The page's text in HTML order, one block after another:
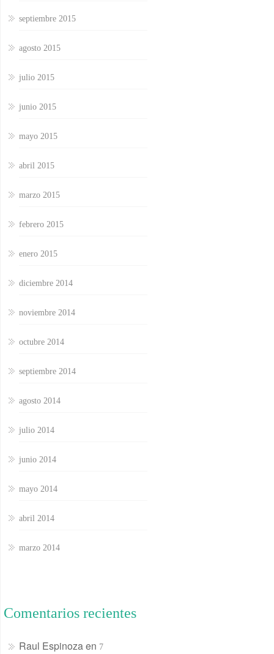
septiembre 2015
agosto 2015
julio 2015
junio 2015
mayo 2015
abril 2015
marzo 2015
febrero 2015
enero 2015
diciembre 2014
noviembre 2014
octubre 2014
septiembre 2014
agosto 2014
julio 2014
junio 2014
mayo 2014
abril 2014
marzo 2014
Comentarios recientes
Raul Espinozaen 7